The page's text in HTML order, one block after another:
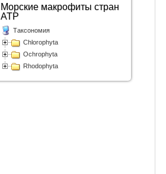
Морские макрофиты стран
АТР
Таксономия
Chlorophyta
Ochrophyta
Rhodophyta